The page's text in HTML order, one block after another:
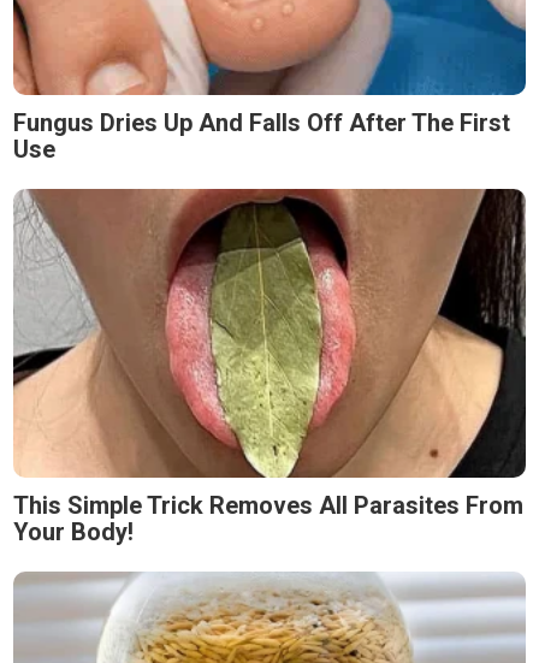
Fungus Dries Up And Falls Off After The First
Use
This Simple Trick Removes All Parasites From
Your Body!